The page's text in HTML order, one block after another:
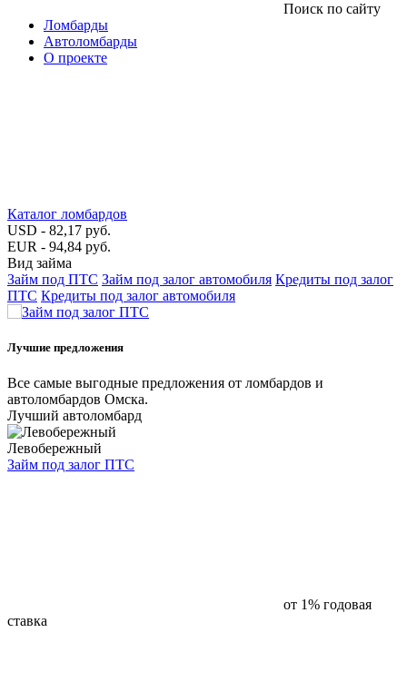
Поиск по сайту
Ломбарды
Автоломбарды
О проекте
Каталог ломбардов
USD - 82,17 руб.
EUR - 94,84 руб.
Вид займа
Займ под ПТС Займ под залог автомобиля Кредиты под залог
ПТС Кредиты под залог автомобиля
Лучшие предложения
Все самые выгодные предложения от ломбардов и
автоломбардов Омска.
Лучший автоломбард
Левобережный
Займ под залог ПТС
от 1% годовая
ставка